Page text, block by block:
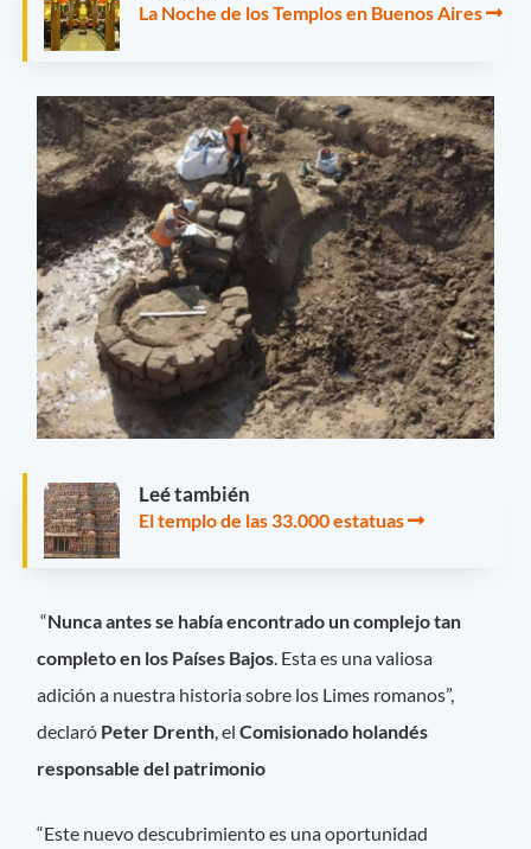
La Noche de los Templos en Buenos Aires
Leé también
El templo de las 33.000 estatuas
“Nunca antes se había encontrado un complejo tan
completo en los Países Bajos. Esta es una valiosa
adición a nuestra historia sobre los Limes romanos”,
declaró Peter Drenth, elComisionado holandés
responsable del patrimonio
“Este nuevo descubrimiento es una oportunidad